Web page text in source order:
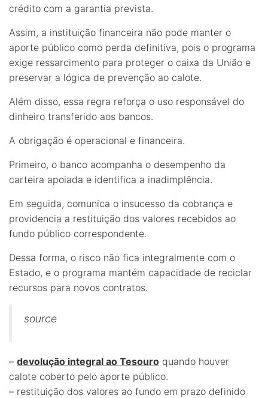
crédito com a garantia prevista.
Assim, a instituição financeira não pode manter o
aporte público como perda definitiva, pois o programa
exige ressarcimento para proteger o caixa da União e
preservar a lógica de prevenção ao calote.
Além disso, essa regra reforça o uso responsável do
dinheiro transferido aos bancos.
A obrigação é operacional e financeira.
Primeiro, o banco acompanha o desempenho da
carteira apoiada e identifica a inadimplência.
Em seguida, comunica o insucesso da cobrança e
providencia a restituição dos valores recebidos ao
fundo público correspondente.
Dessa forma, o risco não fica integralmente com o
Estado, e o programa mantém capacidade de reciclar
recursos para novos contratos.
source
– devolução integral ao Tesouro quando houver
calote coberto pelo aporte público.
– restituição dos valores ao fundo em prazo definido